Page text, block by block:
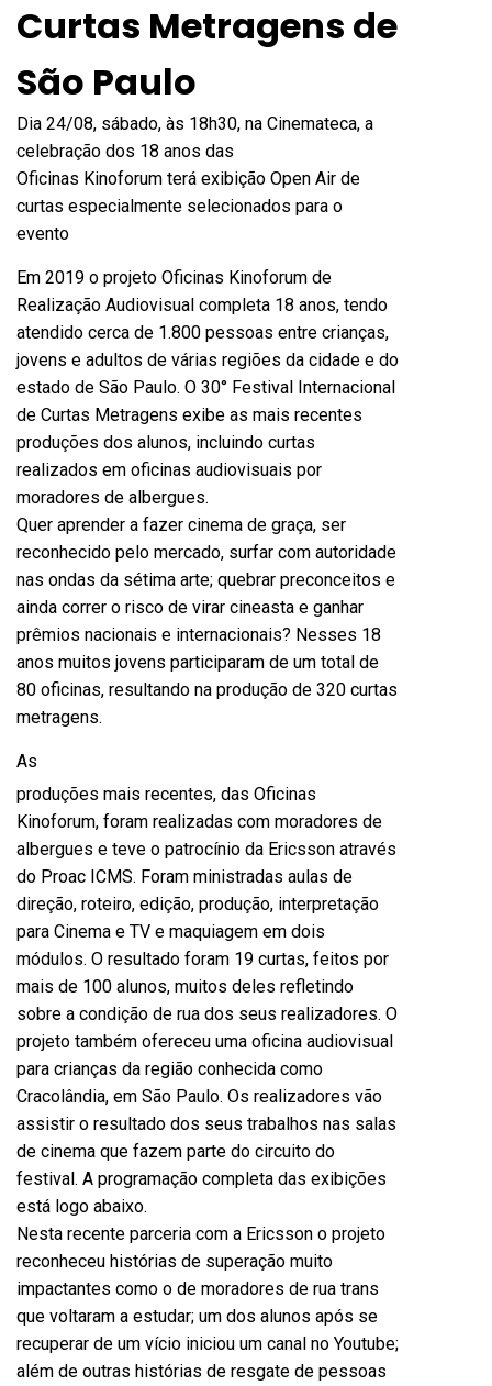
Curtas Metragens de
São Paulo
Dia 24/08, sábado, às 18h30, na Cinemateca, a
celebração dos 18 anos das
Oficinas Kinoforum terá exibição Open Air de
curtas especialmente selecionados para o
evento
Em 2019 o projeto Oficinas Kinoforum de
Realização Audiovisual completa 18 anos, tendo
atendido cerca de 1.800 pessoas entre crianças,
jovens e adultos de várias regiões da cidade e do
estado de São Paulo. O 30° Festival Internacional
de Curtas Metragens exibe as mais recentes
produções dos alunos, incluindo curtas
realizados em oficinas audiovisuais por
moradores de albergues.
Quer aprender a fazer cinema de graça, ser
reconhecido pelo mercado, surfar com autoridade
nas ondas da sétima arte; quebrar preconceitos e
ainda correr o risco de virar cineasta e ganhar
prêmios nacionais e internacionais? Nesses 18
anos muitos jovens participaram de um total de
80 oficinas, resultando na produção de 320 curtas
metragens.
As
produções mais recentes, das Oficinas
Kinoforum, foram realizadas com moradores de
albergues e teve o patrocínio da Ericsson através
do Proac ICMS. Foram ministradas aulas de
direção, roteiro, edição, produção, interpretação
para Cinema e TV e maquiagem em dois
módulos. O resultado foram 19 curtas, feitos por
mais de 100 alunos, muitos deles refletindo
sobre a condição de rua dos seus realizadores. O
projeto também ofereceu uma oficina audiovisual
para crianças da região conhecida como
Cracolândia, em São Paulo. Os realizadores vão
assistir o resultado dos seus trabalhos nas salas
de cinema que fazem parte do circuito do
festival. A programação completa das exibições
está logo abaixo.
Nesta recente parceria com a Ericsson o projeto
reconheceu histórias de superação muito
impactantes como o de moradores de rua trans
que voltaram a estudar; um dos alunos após se
recuperar de um vício iniciou um canal no Youtube;
além de outras histórias de resgate de pessoas